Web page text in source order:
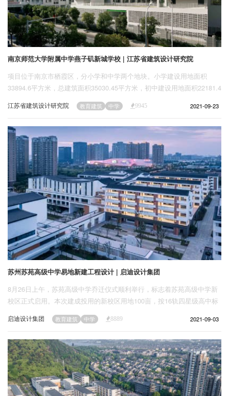
南京师范大学附属中学燕子矶新城学校 | 江苏省建筑设计研究院
项目位于南京市栖霞区，分小学和中学两个地块。小学建设用地面积
33894.6平方米，总建筑面积35030.45平方米，初中建设用地面积22181.4
平方米，总建筑面积25842.13平方米。本次设计内容包括1幢多层教学综
合楼、1幢综合楼、1幢风雨操场及地下机动车库。
江苏省建筑设计研究院 教育建筑 中学 9945 2021-09-23
苏州苏苑高级中学易地新建工程设计 | 启迪设计集团
8月26日上午，苏苑高级中学乔迁仪式顺利举行，标志着苏苑高级中学新
校区正式启用。本次建成投用的新校区用地100亩，按16轨四星级高中标
准配置，总建筑面积87000平米，新校区不仅能打破自身学校发展的桎
梏，也为区域教育发展带来了全新面貌。
启迪设计集团 教育建筑 中学 8889 2021-09-03